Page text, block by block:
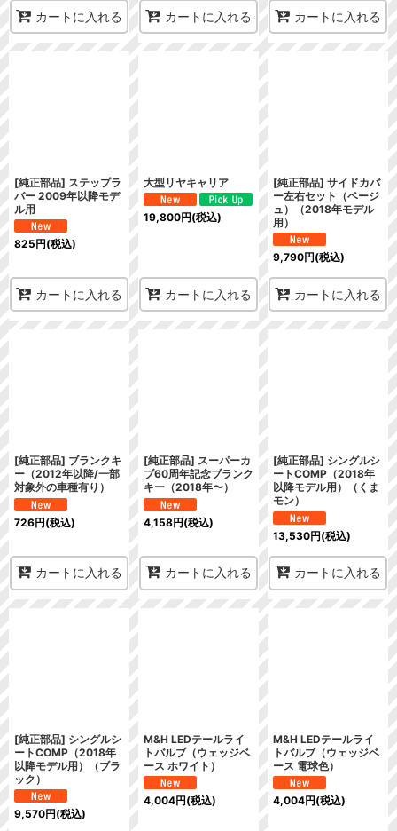
カートに入れる カートに入れる カートに入れる
[純正部品] ステップラ
バー 2009年以降モデ
ル用
825円(税込)
カートに入れる
大型リヤキャリア
19,800円(税込)
カートに入れる
[純正部品] サイドカバ
ー左右セット（ベージ
ュ）（2018年モデル
用）
9,790円(税込)
カートに入れる
[純正部品] ブランクキ
ー（2012年以降/一部
対象外の車種有り）
726円(税込)
カートに入れる
[純正部品] スーパーカ
ブ60周年記念ブランク
キー（2018年〜）
4,158円(税込)
カートに入れる
[純正部品] シングルシ
ートCOMP（2018年
以降モデル用）（くま
モン）
13,530円(税込)
カートに入れる
[純正部品] シングルシ
ートCOMP（2018年
以降モデル用）（ブラ
ック）
9,570円(税込)
M&H LEDテールライ
トバルブ（ウェッジベ
ース ホワイト）
4,004円(税込)
M&H LEDテールライ
トバルブ（ウェッジベ
ース 電球色）
4,004円(税込)